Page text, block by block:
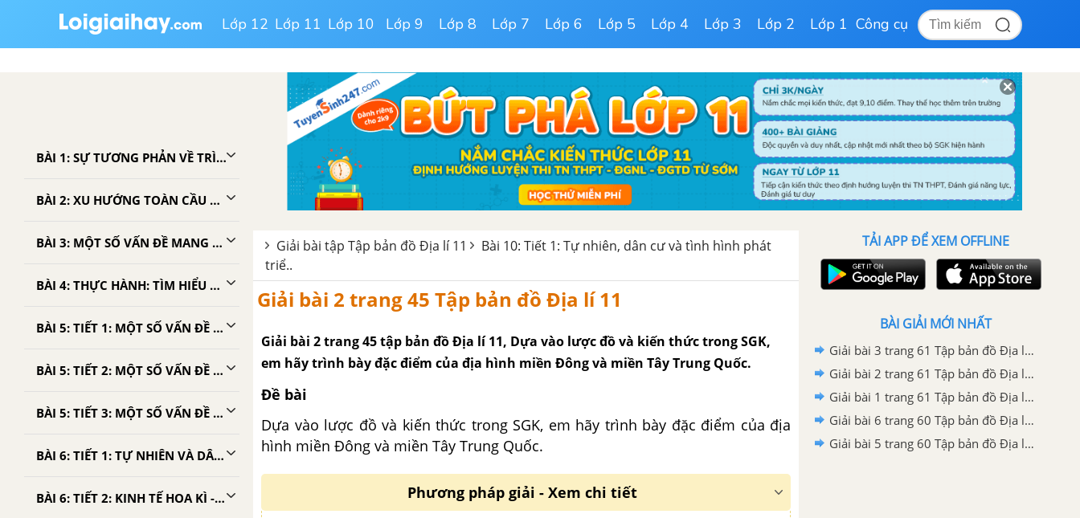
Lớp 12 Lớp 11 Lớp 10 Lớp 9 Lớp 8 Lớp 7 Lớp 6 Lớp 5 Lớp 4 Lớp 3 Lớp 2 Lớp 1 Công cụ
BÀI 1: SỰ TƯƠNG PHẢN VỀ TRÌNH ĐỘ PHÁT TRIỂN KINH TẾ - XÃ HỘI CỦA CÁC NHÓM NƯỚC. CUỘC CÁCH MẠNG KHOA HỌC VÀ CÔNG NGHỆ HIỆN ĐẠI - TẬP BẢN ĐỒ ĐỊA LÍ 11
BÀI 2: XU HƯỚNG TOÀN CẦU HÓA, KHU VỰC HÓA KINH TẾ - TẬP BẢN ĐỒ ĐỊA LÍ 11
BÀI 3: MỘT SỐ VẤN ĐỀ MANG TÍNH CHẤT TOÀN CẦU - TẬP BẢN ĐỒ ĐỊA LÍ 11
BÀI 4: THỰC HÀNH: TÌM HIỂU NHỮNG CƠ HỘI VÀ THÁCH THỨC CỦA TOÀN CẦU HÓA ĐỐI VỚI CÁC NƯỚC ĐANG PHÁT TRIỂN - TẬP BẢN ĐỒ ĐỊA LÍ 11
BÀI 5: TIẾT 1: MỘT SỐ VẤN ĐỀ CỦA CHÂU PHI
BÀI 5: TIẾT 2: MỘT SỐ VẤN ĐỀ CỦA MĨ LA TINH - TẬP BẢN ĐỒ ĐỊA LÍ 11
BÀI 5: TIẾT 3: MỘT SỐ VẤN ĐỀ CỦA KHU VỰC TÂY NAM Á VÀ KHU VỰC TRUNG Á - TẬP BẢN ĐỒ ĐỊA LÍ 11
BÀI 6: TIẾT 1: TỰ NHIÊN VÀ DÂN CƯ HOA KÌ - TẬP BẢN ĐỒ ĐỊA LÍ 11
BÀI 6: TIẾT 2: KINH TẾ HOA KÌ - TẬP BẢN ĐỒ ĐỊA LÍ 11
Giải bài tập Tập bản đồ Địa lí 11
Bài 10: Tiết 1: Tự nhiên, dân cư và tình hình phát
triể..
Giải bài 2 trang 45 Tập bản đồ Địa lí 11
Giải bài 2 trang 45 tập bản đồ Địa lí 11, Dựa vào lược đồ và kiến thức trong SGK,
em hãy trình bày đặc điểm của địa hình miền Đông và miền Tây Trung Quốc.
Đề bài
Dựa vào lược đồ và kiến thức trong SGK, em hãy trình bày đặc điểm của địa
hình miền Đông và miền Tây Trung Quốc.
Phương pháp giải - Xem chi tiết
TẢI APP ĐỂ XEM OFFLINE
BÀI GIẢI MỚI NHẤT
Giải bài 3 trang 61 Tập bản đồ Địa lí 11
Giải bài 2 trang 61 Tập bản đồ Địa lí 11
Giải bài 1 trang 61 Tập bản đồ Địa lí 11
Giải bài 6 trang 60 Tập bản đồ Địa lí 11
Giải bài 5 trang 60 Tập bản đồ Địa lí 11